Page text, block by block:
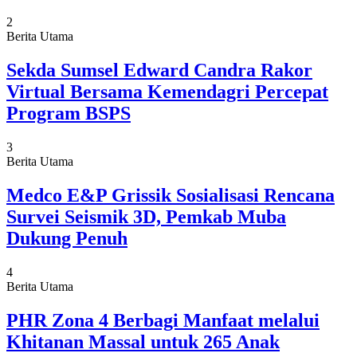
2
Berita Utama
Sekda Sumsel Edward Candra Rakor
Virtual Bersama Kemendagri Percepat
Program BSPS
3
Berita Utama
Medco E&P Grissik Sosialisasi Rencana
Survei Seismik 3D, Pemkab Muba
Dukung Penuh
4
Berita Utama
PHR Zona 4 Berbagi Manfaat melalui
Khitanan Massal untuk 265 Anak